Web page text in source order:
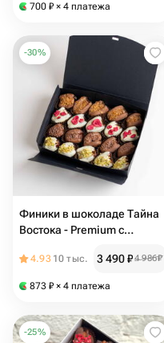
700 ₽ × 4 платежа
-30%
Финики в шоколаде Тайна
Востока - Premium с
4.93 10 тыс. 3 490₽4 986₽
873 ₽ × 4 платежа
-25%